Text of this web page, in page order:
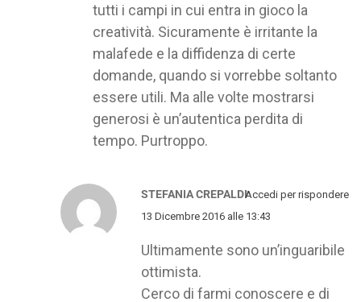
tutti i campi in cui entra in gioco la
creatività. Sicuramente è irritante la
malafede e la diffidenza di certe
domande, quando si vorrebbe soltanto
essere utili. Ma alle volte mostrarsi
generosi è un’autentica perdita di
tempo. Purtroppo.
STEFANIA CREPALDI
13 Dicembre 2016 alle 13:43
Ultimamente sono un’inguaribile
ottimista.
Cerco di farmi conoscere e di
Accedi per rispondere